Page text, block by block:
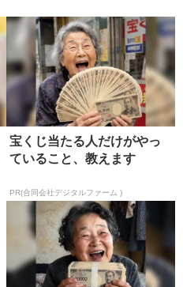
宝くじ当たる人だけがやっ
ていること、教えます
PR(合同会社デジタルファーム )